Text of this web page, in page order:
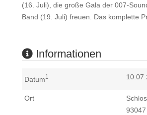
(16. Juli), die große Gala der 007-
Band (19. Juli) freuen. Das komplette
Informationen
Datum1
Ort
93047